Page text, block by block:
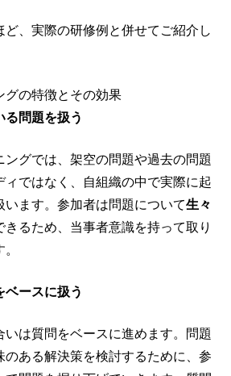
、実際の研修例と併せてご紹介し
グの特徴とその効果
る問題を扱う
グでは、架空の問題や過去の問題
ィではなく、自組織の中で実際に起
います。参加者は問題について生々
きるため、当事者意識を持って取り
ベースに扱う
は質問をベースに進めます。問題
のある解決策を検討するために、参